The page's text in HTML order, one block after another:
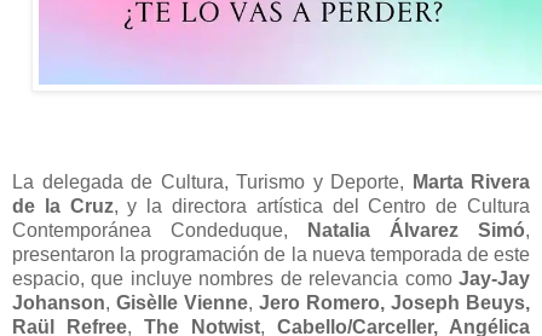
La delegada de Cultura, Turismo y Deporte,
Marta Rivera
de la Cruz, y la directora artística del Centro de Cultura
Contemporánea Condeduque,
Natalia Álvarez Simó,
presentaron la programación de la nueva temporada de este
espacio, que incluye nombres de relevancia como Jay-Jay
Johanson, Gisèlle Vienne, Jero Romero, Joseph Beuys,
Raül Refree, The Notwist, Cabello/Carceller, Angélica